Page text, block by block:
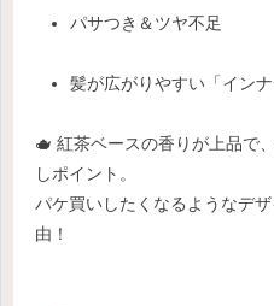
パサつき＆ツヤ不足
髪が広がりやすい「イン
🫖 紅茶ベースの香りが上品で
しポイント。
パケ買いしたくなるようなデ
由！